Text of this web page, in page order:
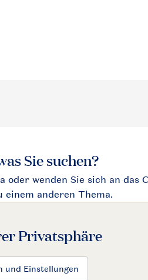
Privatsphäre
und Einstellungen